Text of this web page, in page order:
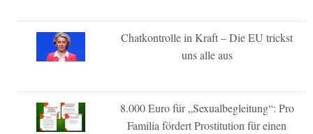
Chatkontrolle in Kraft – Die EU trickst
uns alle aus
8.000 Euro für „Sexualbegleitung“: Pro
Familia fördert Prostitution für einen